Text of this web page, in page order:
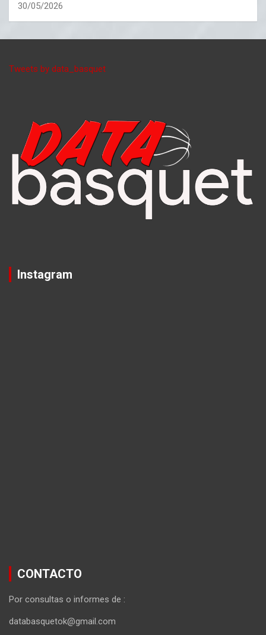
30/05/2026
Tweets by data_basquet
Instagram
CONTACTO
Por consultas o informes de :
databasquetok@gmail.com